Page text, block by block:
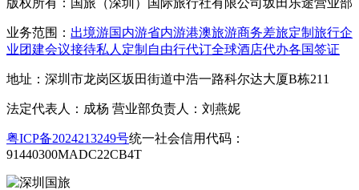
业务范围： 出境游国内游省内游港澳旅游商务差旅定制旅行企
业团建会议接待私人定制 自由行代订全球酒店代办各国签证
地址：深圳市龙岗区坂田街道中浩一路科尔达大厦B栋211
法定代表人：成杨 营业部负责人：刘燕妮
粤ICP备2024213249号统一社会信用代码：
91440300MADC22CB4T